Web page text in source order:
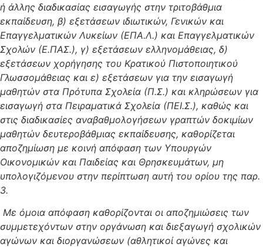
ή άλλης διαδικασίας εισαγωγής στην τριτοβάθμια
εκπαίδευση, β) εξετάσεων ιδιωτικών, Γενικών και
Επαγγελματικών Λυκείων (ΕΠΑ.Λ.) και Επαγγελματικών
Σχολών (Ε.ΠΑΣ.), γ) εξετάσεων ελληνομάθειας, δ)
εξετάσεων χορήγησης του Κρατικού Πιστοποιητικού
Γλωσσομάθειας και ε) εξετάσεων για την εισαγωγή
μαθητών στα Πρότυπα Σχολεία (Π.Σ.) και κληρώσεων για
εισαγωγή στα Πειραματικά Σχολεία (ΠΕΙ.Σ.), καθώς και
στις διαδικασίες αναβαθμολογήσεων γραπτών δοκιμίων
μαθητών δευτεροβάθμιας εκπαίδευσης, καθορίζεται
αποζημίωση με κοινή απόφαση των Υπουργών
Οικονομικών και Παιδείας και Θρησκευμάτων, μη
υπολογιζόμενου στην περίπτωση αυτή του ορίου της παρ.
3.
Με όμοια απόφαση καθορίζονται οι αποζημιώσεις των
συμμετεχόντων στην οργάνωση και διεξαγωγή σχολικών
αγώνων και διοργανώσεων (αθλητικοί αγώνες και